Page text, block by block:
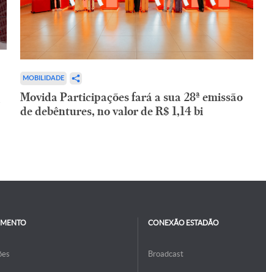
MOBILIDADE
Movida Participações fará a sua 28ª emissão
de debêntures, no valor de R$ 1,14 bi
CONEXÃO ESTADÃO
Broadcast